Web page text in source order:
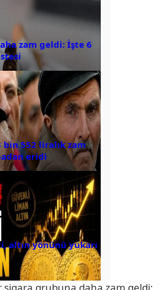
zam geldi: İşte 6
bin 552 liralık zam
eridi
altın yönünü yukarı
sigara grubuna daha zam geldi: